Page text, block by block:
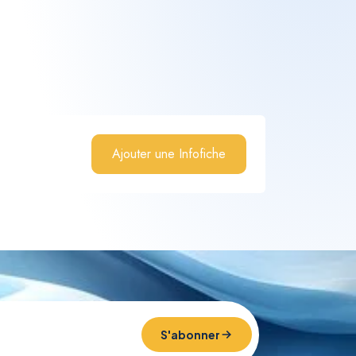
Ajouter une Infofiche
S'abonner